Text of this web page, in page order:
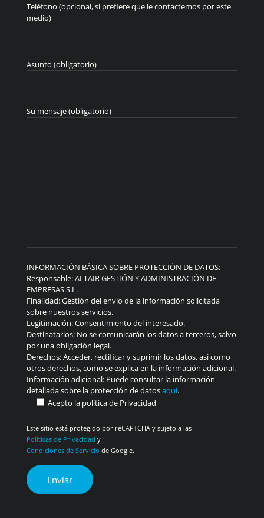
Teléfono (opcional, si prefiere que le contactemos por este
medio)
Asunto (obligatorio)
Su mensaje (obligatorio)
INFORMACIÓN BÁSICA SOBRE PROTECCIÓN DE DATOS:
Responsable: ALTAIR GESTIÓN Y ADMINISTRACIÓN DE
EMPRESAS S.L.
Finalidad: Gestión del envío de la información solicitada
sobre nuestros servicios.
Legitimación: Consentimiento del interesado.
Destinatarios: No se comunicarán los datos a terceros, salvo
por una obligación legal.
Derechos: Acceder, rectificar y suprimir los datos, así como
otros derechos, como se explica en la información adicional.
Información adicional: Puede consultar la información
detallada sobre la protección de datosaquí.
Acepto la política de Privacidad
Este sitio está protegido por reCAPTCHA y sujeto a las
Políticas de Privacidad y
Condiciones de Servicio de Google.